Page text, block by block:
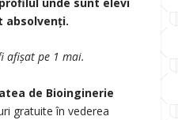
absolvenți.
afișat pe 1 mai.
de Bioinginerie
gratuite în vederea